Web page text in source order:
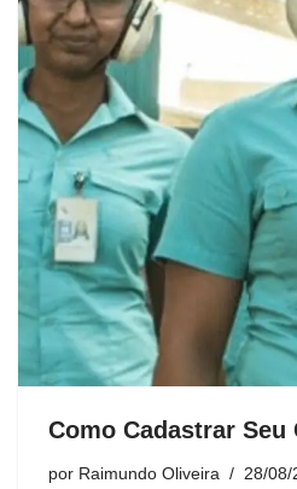
Como Cadastrar
por Raimundo Oliveira 28/08/